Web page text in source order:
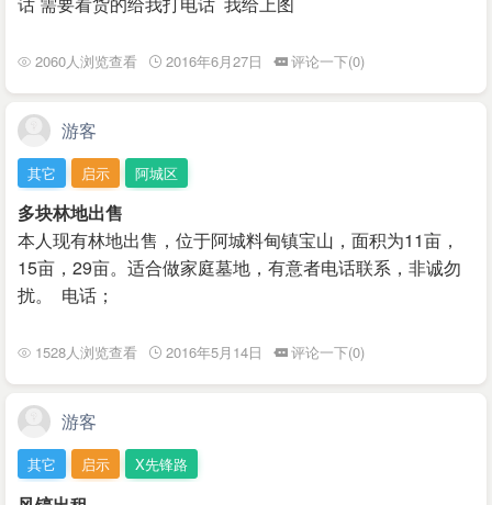
2060人浏览查看 2016年6月27日 评论一下(0)
游客
其它 启示 阿城区
多块林地出售
本人现有林地出售，位于阿城料甸镇宝山，面积为11亩，
15亩，29亩。适合做家庭墓地，有意者电话联系，非诚勿
扰。 电话；
1528人浏览查看 2016年5月14日 评论一下(0)
游客
其它 启示 X先锋路